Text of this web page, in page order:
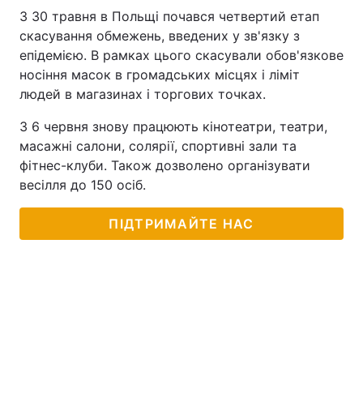
З 30 травня в Польщі почався четвертий етап
скасування обмежень, введених у зв'язку з
епідемією. В рамках цього скасували обов'язкове
носіння масок в громадських місцях і ліміт
людей в магазинах і торгових точках.
З 6 червня знову працюють кінотеатри, театри,
масажні салони, солярії, спортивні зали та
фітнес-клуби. Також дозволено організувати
весілля до 150 осіб.
ПІДТРИМАЙТЕ НАС